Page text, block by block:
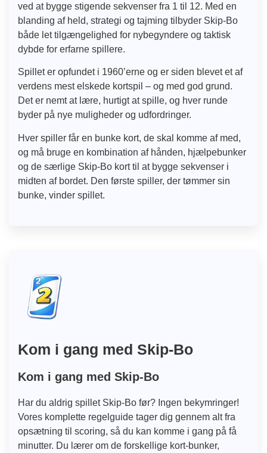
ved at bygge stigende sekvenser fra 1 til 12. Med en
blanding af held, strategi og tajming tilbyder Skip-Bo
både let tilgængelighed for nybegyndere og taktisk
dybde for erfarne spillere.
Spillet er opfundet i 1960’erne og er siden blevet et af
verdens mest elskede kortspil – og med god grund.
Det er nemt at lære, hurtigt at spille, og hver runde
byder på nye muligheder og udfordringer.
Hver spiller får en bunke kort, de skal komme af med,
og må bruge en kombination af hånden, hjælpebunker
og de særlige Skip-Bo kort til at bygge sekvenser i
midten af bordet. Den første spiller, der tømmer sin
bunke, vinder spillet.
Kom i gang med Skip-Bo
Kom i gang med Skip-Bo
Har du aldrig spillet Skip-Bo før? Ingen bekymringer!
Vores komplette regelguide tager dig gennem alt fra
opsætning til scoring, så du kan komme i gang på få
minutter. Du lærer om de forskellige kort-bunker,